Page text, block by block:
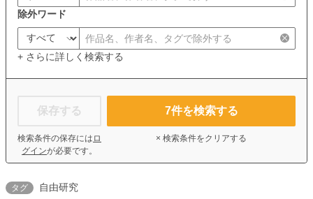
除外ワード
+ さらに詳しく検索する
保存する
検索条件の保存には ロ
グインが必要です。
7件を検索する
× 検索条件をクリアする
タグ 自由研究